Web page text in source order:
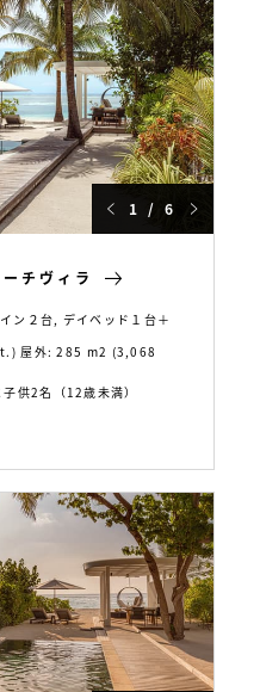
1 / 6
チヴィラ
ン２台, デイベッド１台＋
屋外: 285 m2 (3,068
供2名（12歳未満）